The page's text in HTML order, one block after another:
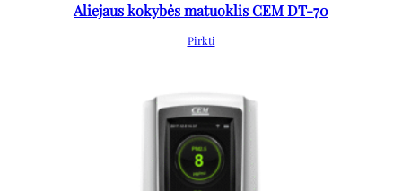
Aliejaus kokybės matuoklis CEM DT-70
Pirkti